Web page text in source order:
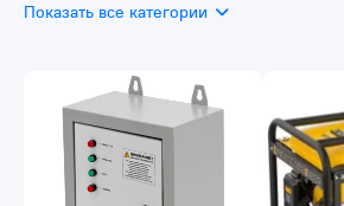
Портативные генераторы
Показать все категории